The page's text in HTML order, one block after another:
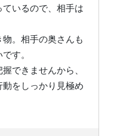
いるので、相手は
。相手の奥さんも
す。
できませんから、
をしっかり見極め